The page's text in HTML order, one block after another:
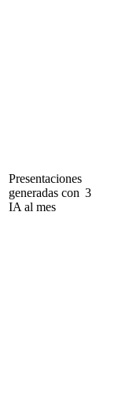
Presentaciones
generadas con
IA al mes
3